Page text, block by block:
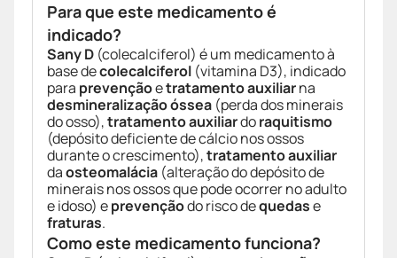
Para que este medicamento é
indicado?
Sany D (colecalciferol) é um medicamento à
base decolecalciferol (vitamina D3), indicado
para prevençãoetratamento auxiliarna
desmineralização óssea (perda dos minerais
do osso),tratamento auxiliardoraquitismo
(depósito deficiente de cálcio nos ossos
durante o crescimento),tratamento auxiliar
daosteomalácia (alteração do depósito de
minerais nos ossos que pode ocorrer no adulto
e idoso) eprevençãodo risco dequedase
fraturas.
Como este medicamento funciona?